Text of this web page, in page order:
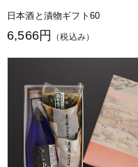
日本酒と漬物ギフト60
6,566円 （税込み）